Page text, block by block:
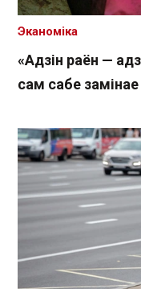
«Адзін раён —
сам сабе
Эканоміка